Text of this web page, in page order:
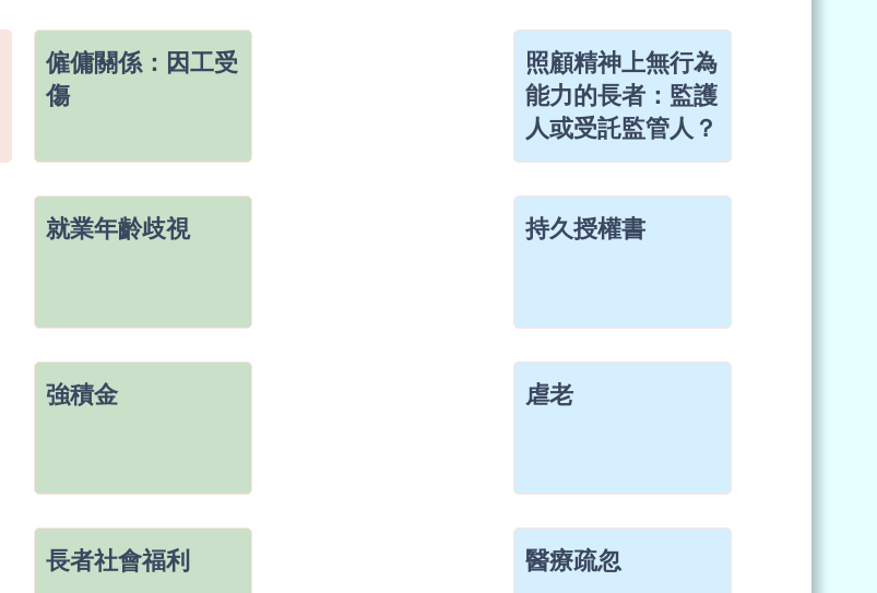
僱傭關係：因工受
傷
就業年齡歧視
強積金
長者社會福利
照顧精神上無行為
能力的長者：監護
人或受託監管人？
持久授權書
虐老
醫療疏忽